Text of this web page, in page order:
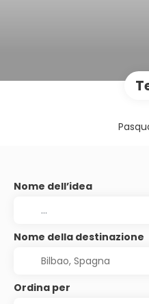
Nome dell’idea
Nome della destinazione
Ordina per